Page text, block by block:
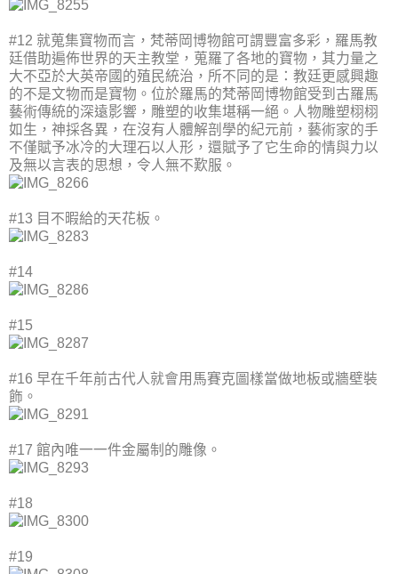
#12 就蒐集寶物而言，梵蒂岡博物館可謂豐富多彩，羅馬教
廷借助遍佈世界的天主教堂，蒐羅了各地的寶物，其力量之
大不亞於大英帝國的殖民統治，所不同的是：教廷更感興趣
的不是文物而是寶物。位於羅馬的梵蒂岡博物館受到古羅馬
藝術傳統的深遠影響，雕塑的收集堪稱一絕。人物雕塑栩栩
如生，神採各異，在沒有人體解剖學的紀元前，藝術家的手
不僅賦予冰冷的大理石以人形，還賦予了它生命的情與力以
及無以言表的思想，令人無不歎服。
#13 目不暇給的天花板。
#14
#15
#16 早在千年前古代人就會用馬賽克圖樣當做地板或牆壁裝
飾。
#17 館內唯一一件金屬制的雕像。
#18
#19